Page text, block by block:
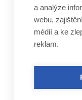
Ocas je
ze staré
Hajany, od
Kounicích,
klášteru
a analýze
webu,
médií a ke
reklam.